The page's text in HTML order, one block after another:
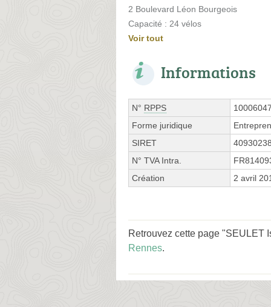
2 Boulevard Léon Bourgeois
Capacité : 24 vélos
Voir tout
Informations
N° RPPS
Forme juridique
SIRET
N° TVA Intra.
Création
2 avril
Retrouvez cette page "SEULET
Rennes.